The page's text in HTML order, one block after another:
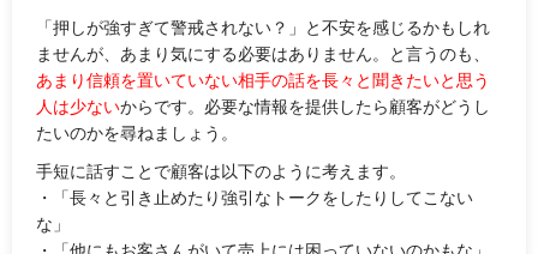
「押しが強すぎて警戒されない？ 」と不安を感じるかもしれ
ませんが、あまり気にする必要はありません。と言うのも、
あまり信頼を置いていない相手の話を長々と聞きたいと思う
人は少ないからです。必要な情報を提供したら顧客がどうし
たいのかを尋ねましょう。
手短に話すことで顧客は以下のように考えます。
・「長々と引き止めたり強引なトークをしたりしてこない
な」
・「他にもお客さんがいて売上には困っていないのかもな」